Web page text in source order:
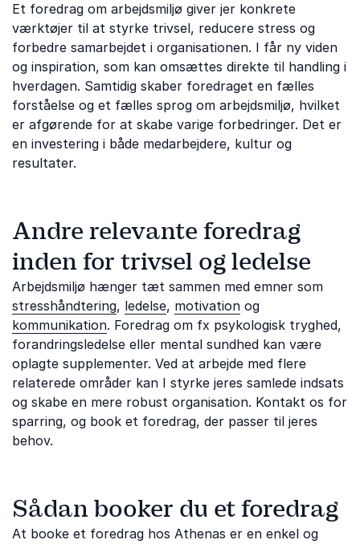
Et foredrag om arbejdsmiljø giver jer konkrete
værktøjer til at styrke trivsel, reducere stress og
forbedre samarbejdet i organisationen. I får ny viden
og inspiration, som kan omsættes direkte til handling i
hverdagen. Samtidig skaber foredraget en fælles
forståelse og et fælles sprog om arbejdsmiljø, hvilket
er afgørende for at skabe varige forbedringer. Det er
en investering i både medarbejdere, kultur og
resultater.
Andre relevante foredrag
inden for trivsel og ledelse
Arbejdsmiljø hænger tæt sammen med emner som
stresshåndtering, ledelse, motivation og
kommunikation. Foredrag om fx psykologisk tryghed,
forandringsledelse eller mental sundhed kan være
oplagte supplementer. Ved at arbejde med flere
relaterede områder kan I styrke jeres samlede indsats
og skabe en mere robust organisation. Kontakt os for
sparring, og book et foredrag, der passer til jeres
behov.
Sådan booker du et foredrag
At booke et foredrag hos Athenas er en enkel og